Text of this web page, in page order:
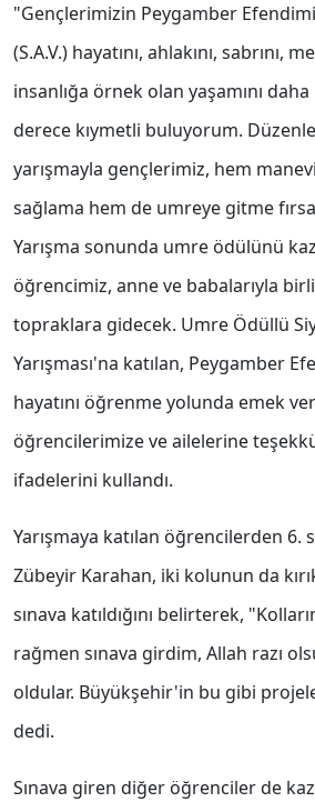
"Gençlerimizin Peygamber
(S.A.V.) hayatını, ahlakını, sabrını,
insanlığa örnek olan yaşamını daha
derece kıymetli buluyorum.
yarışmayla gençlerimiz, hem
sağlama hem de umreye gitme
Yarışma sonunda umre ödülünü
öğrencimiz, anne ve babalarıyla
topraklara gidecek. Umre Ödüllü
Yarışması'na katılan, Peygamber
hayatını öğrenme yolunda emek
öğrencilerimize ve ailelerine
ifadelerini kullandı.
Yarışmaya katılan öğrencilerden 6.
Zübeyir Karahan, iki kolunun da
sınava katıldığını belirterek,
rağmen sınava girdim, Allah razı
oldular. Büyükşehir'in bu gibi
dedi.
Sınava giren diğer öğrenciler de